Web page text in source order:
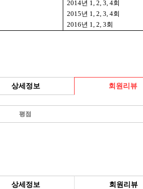
2014년 1, 2, 3, 4회
2015년 1, 2, 3, 4회
2016년 1, 2, 3회
상세정보 회원리뷰
평점
상세정보 회원리뷰